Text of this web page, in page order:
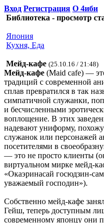
Вход Регистрация О 4иби
Библиотека - просмотр
Япония
Кухня, Еда
Мейд-кафе (25.10.16 / 21:48)
Мейд-кафе (Maid cafe) —
традиций с современной
сплав превратился в так
симпатичной служанки,
и бесчисленными
воплощение. В этих
надевают униформу,
служанок или персонажей
посетителями в
— это не просто клиенты
виртуальном мирке мейд-
«Окаэринасай госюдзин-
уважаемый господин»).
Собственно мейд-кафе
Гейш, теперь доступным
современному японцу они